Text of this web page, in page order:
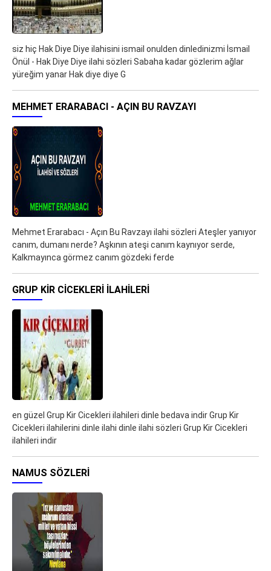
siz hiç Hak Diye Diye ilahisini ismail onulden dinledinizmi İsmail
Önül - Hak Diye Diye ilahi sözleri Sabaha kadar gözlerim ağlar
yüreğim yanar Hak diye diye G
MEHMET ERARABACI - AÇIN BU RAVZAYI
Mehmet Erarabacı - Açın Bu Ravzayı ilahi sözleri Ateşler yanıyor
canım, dumanı nerde? Aşkının ateşi canım kaynıyor serde,
Kalkmayınca görmez canım gözdeki ferde
GRUP KIR CICEKLERI ILAHILERI
en güzel Grup Kir Cicekleri ilahileri dinle bedava indir Grup Kir
Cicekleri ilahilerini dinle ilahi dinle ilahi sözleri Grup Kir Cicekleri
ilahileri indir
NAMUS SÖZLERI